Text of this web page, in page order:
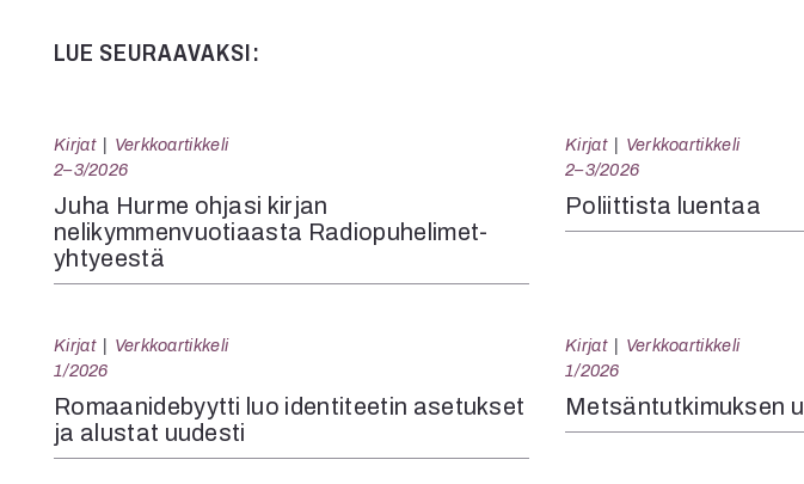
LUE SEURAAVAKSI:
Kirjat
Verkkoartikkeli
2–3/2026
Juha Hurme ohjasi kirjan
nelikymmenvuotiaasta Radiopuhelimet-
yhtyeestä
Kirjat
Verkkoartikkeli
2–3/2026
Poliittista luentaa
Kirjat
Verkkoartikkeli
1/2026
Romaanidebyytti luo identiteetin asetukset
ja alustat uudesti
Kirjat
Verkkoartikkeli
1/2026
Metsäntutkimuksen